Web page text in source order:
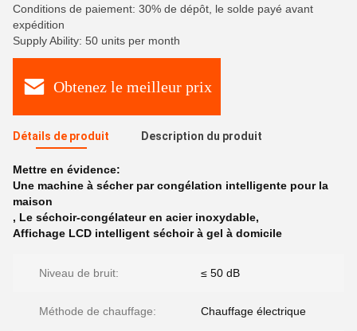
Conditions de paiement: 30% de dépôt, le solde payé avant
expédition
Supply Ability: 50 units per month
Obtenez le meilleur prix
Détails de produit Description du produit
Mettre en évidence:
Une machine à sécher par congélation intelligente pour la
maison
, Le séchoir-congélateur en acier inoxydable,
Affichage LCD intelligent séchoir à gel à domicile
Niveau de bruit: ≤ 50 dB
Méthode de chauffage: Chauffage électrique